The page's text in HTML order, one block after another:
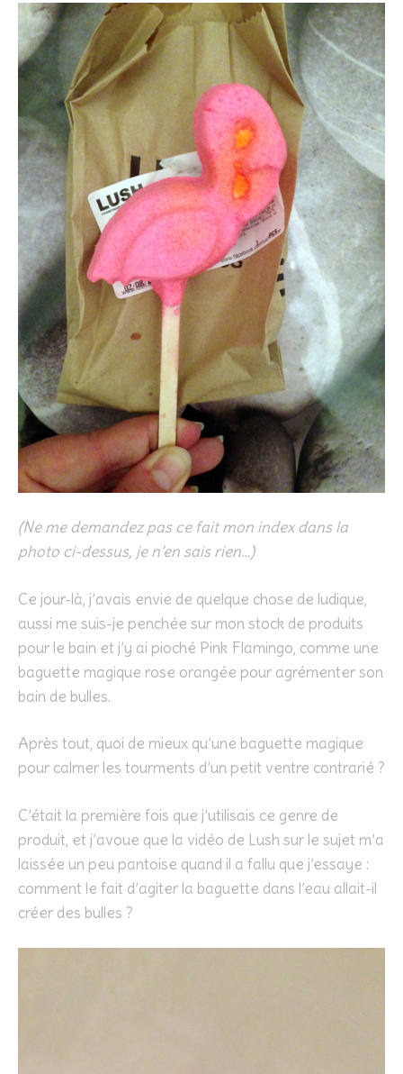
(Ne me demandez pas ce fait mon index dans la
photo ci-dessus, je n’en sais rien…)
Ce jour-là, j’avais envie de quelque chose de ludique,
aussi me suis-je penchée sur mon stock de produits
pour le bain et j’y ai pioché Pink Flamingo, comme une
baguette magique rose orangée pour agrémenter son
bain de bulles.
Après tout, quoi de mieux qu’une baguette magique
pour calmer les tourments d’un petit ventre contrarié ?
C’était la première fois que j’utilisais ce genre de
produit, et j’avoue que la vidéo de Lush sur le sujet m’a
laissée un peu pantoise quand il a fallu que j’essaye :
comment le fait d’agiter la baguette dans l’eau allait-il
créer des bulles ?